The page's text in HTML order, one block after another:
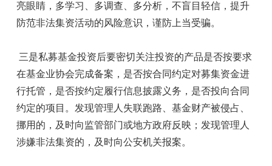
亮眼睛，多学习、多调查、多分析，不盲目轻信，提升
防范非法集资活动的风险意识，谨防上当受骗。
三是私募基金投资后要密切关注投资的产品是否按要求
在基金业协会完成备案，是否按合同约定对募集资金进
行托管，是否按约定履行信息披露义务，是否投向合同
约定的项目。发现管理人失联跑路、基金财产被侵占、
挪用的，及时向监管部门或地方政府反映；发现管理人
涉嫌非法集资的，及时向公安机关报案。